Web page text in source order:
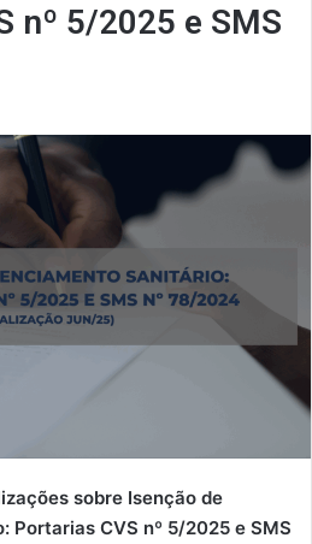
nº 5/2025 e SMS
sobre Isenção de
Portarias CVS nº 5/2025 e SMS